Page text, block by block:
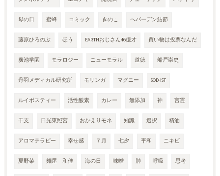
母の日 蜜蜂 コミック きのこ へバーデン結節
藤原ひろのぶ ほう EARTHおじさん46億才 買い物は投票なんだ
廣池学園 モラロジー ニューモラル 道徳 船戸崇史
丹羽メディカル研究所 モリンガ マグニー SOD-IST
ルイボスティー 活性酸素 カレー 無添加 神 言霊
干支 日光東照宮 おかえりモネ 知識 選択 精油
アロマテラピー 幸せ感 ７月 七夕 平和 ニキビ
夏野菜 麵屋 和佳 海の日 味噌 肺 呼吸 思考